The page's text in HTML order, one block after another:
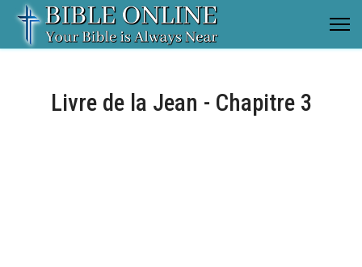
Livre de la Jean - Chapitre 3